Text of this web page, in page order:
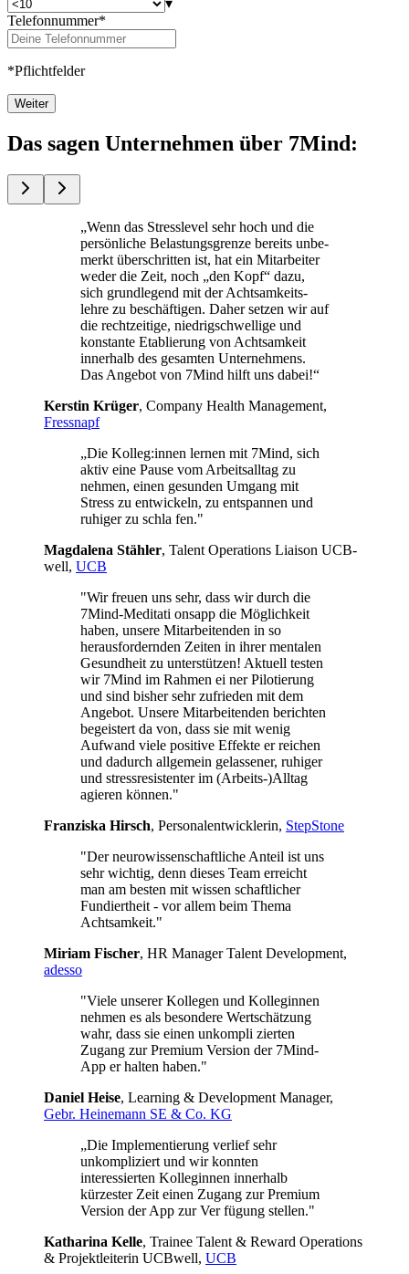
▾
Telefonnummer*
*Pflichtfelder
Weiter
Das sagen Unternehmen über 7Mind:
„Wenn das Stress­le­vel sehr hoch und die
per­sön­li­che Belas­tungs­grenze bereits unbe­
merkt über­schrit­ten ist, hat ein Mit­ar­bei­ter
weder die Zeit, noch „den Kopf“ dazu,
sich grund­le­gend mit der Acht­sam­keits­
lehre zu beschäf­ti­gen. Daher setzen wir auf
die recht­zei­tige, nied­rig­schwel­lige und
kon­stante Eta­blie­rung von Acht­sam­keit
inner­halb des gesam­ten Unterneh­mens.
Das Ange­bot von 7Mind hilft uns dabei!“
Kers­tin Krüger, Com­pany Health Manage­ment,
Fressnapf
„Die Kolleg:innen lernen mit 7Mind, sich
aktiv eine Pause vom Arbeitsalltag zu
nehmen, einen gesunden Umgang mit
Stress zu entwickeln, zu entspannen und
ruhiger zu schla fen."
Mag­da­lena Stäh­ler, Talent Operations Liaison UCB­
well, UCB
"Wir freuen uns sehr, dass wir durch die
7Mind-Meditati onsapp die Möglichkeit
haben, unsere Mitarbeitenden in so
herausfordernden Zeiten in ihrer mentalen
Gesundheit zu unterstützen! Aktuell testen
wir 7Mind im Rahmen ei ner Pilotierung
und sind bisher sehr zufrieden mit dem
Angebot. Unsere Mitarbeitenden berichten
begeistert da von, dass sie mit wenig
Aufwand viele positive Effekte er reichen
und dadurch allgemein gelassener, ruhiger
und stressresistenter im (Arbeits-)Alltag
agieren können."
Franziska Hirsch, Personalentwicklerin, StepStone
"Der neurowissenschaftliche Anteil ist uns
sehr wichtig, denn dieses Team erreicht
man am besten mit wissen schaftlicher
Fundiertheit - vor allem beim Thema
Achtsamkeit."
Miriam Fischer, HR Manager Talent Development,
adesso
"Viele unserer Kollegen und Kolleginnen
nehmen es als besondere Wertschätzung
wahr, dass sie einen unkompli zierten
Zugang zur Premium Version der 7Mind-
App er halten haben."
Daniel Heise, Learning & Development Manager,
Gebr. Heinemann SE & Co. KG
„Die Implementierung verlief sehr
unkompliziert und wir konnten
interessierten Kolleginnen innerhalb
kürzester Zeit einen Zugang zur Premium
Version der App zur Ver fügung stellen."
Katha­rina Kelle, Trainee Talent & Reward Ope­ra­ti­ons
& Pro­jekt­lei­te­rin UCB­well, UCB